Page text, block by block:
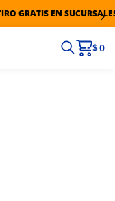
GRATIS EN SUCURSALES
$ 0